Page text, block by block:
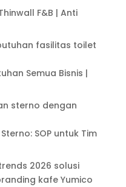
F&B | Anti
Semua Bisnis |
SOP untuk Tim